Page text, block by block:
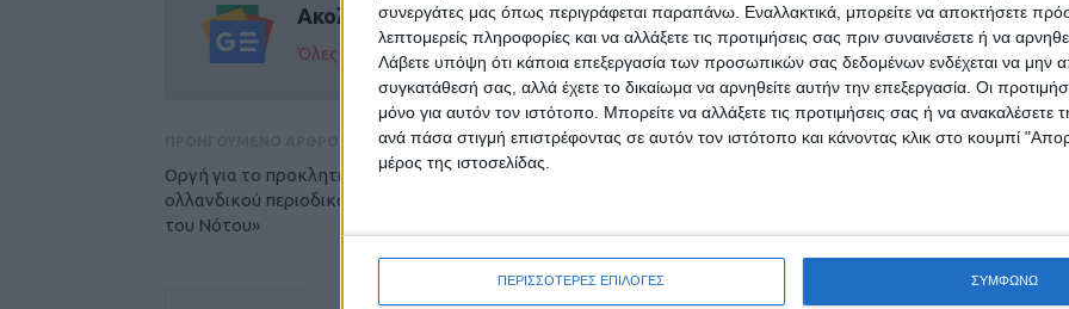
συνεργάτες μας όπως περιγράφεται παραπάνω. Εναλλακτικά, μπορείτε να αποκτήσετε
λεπτομερείς πληροφορίες και να αλλάξετε τις προτιμήσεις σας πριν συναινέσετε ή να
Λάβετε υπόψη ότι κάποια επεξεργασία των προσωπικών σας δεδομένων ενδέχεται να μην
συγκατάθεσή σας, αλλά έχετε το δικαίωμα να αρνηθείτε αυτήν την επεξεργασία. Οι
μόνο για αυτόν τον ιστότοπο. Μπορείτε να αλλάξετε τις προτιμήσεις σας ή να ανακαλέσετε
ανά πάσα στιγμή επιστρέφοντας σε αυτόν τον ιστότοπο και κάνοντας κλικ στο κουμπί
μέρος της ιστοσελίδας.
ΠΕΡΙΣΣΟΤΕΡΕΣ ΕΠΙΛΟΓΕΣ ΣΥΜΦΩΝΩ
Ακολούθησε την εφημερίδα ΝΕΟΣ ΑΓΩΝ στο Google News!
Όλες οι εξελίξεις στην περιοχή της Καρδίτσας και ευρύτερα της Θεσσαλίας
Οργή για το προκλητικό πρωτοσέλιδο
ολλανδικού περιοδικού για τους «τεμπέληδες
του Νότου»
ΕΠΟΜΕΝΟ ΑΡΘΡΟ